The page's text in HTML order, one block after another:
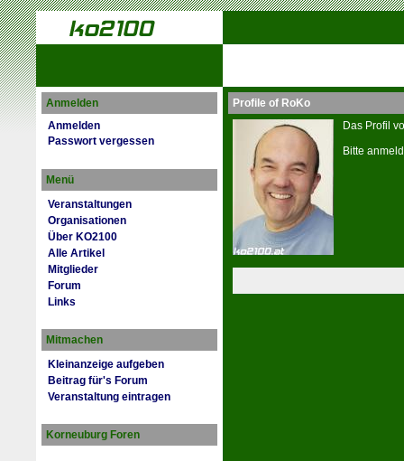
Anmelden
Anmelden
Passwort vergessen
Menü
Veranstaltungen
Organisationen
Über KO2100
Alle Artikel
Mitglieder
Forum
Links
Mitmachen
Kleinanzeige aufgeben
Beitrag für's Forum
Veranstaltung eintragen
Korneuburg Foren
Profile of RoKo
Das Profil
Bitte